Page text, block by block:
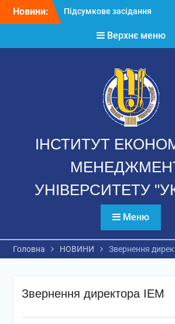
Новини:
Підсумкове засідання
Річний звіт аспірантів
Верхнє меню
ІНСТИТУТ
УНІВЕРСИТЕТУ
Меню
Головна НОВИНИ Звернення
Звернення директора ІЕМ